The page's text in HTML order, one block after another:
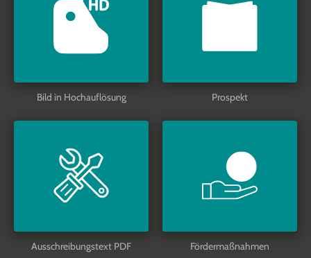
Bild in Hochauflösung Prospekt
Ausschreibungstext PDF Fördermaßnahmen